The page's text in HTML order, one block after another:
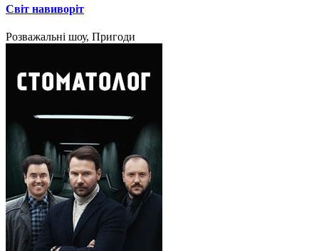
Світ навиворіт
Розважальні шоу, Пригоди